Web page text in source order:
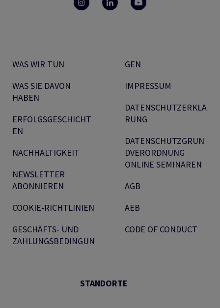
WAS WIR TUN
WAS SIE DAVON
HABEN
ERFOLGSGESCHICHT
EN
NACHHALTIGKEIT
NEWSLETTER
ABONNIEREN
COOKIE-RICHTLINIEN
GESCHÄFTS- UND
ZAHLUNGSBEDINGUN
GEN
IMPRESSUM
DATENSCHUTZERKLÄ
RUNG
DATENSCHUTZGRUN
DVERORDNUNG
ONLINE SEMINAREN
AGB
AEB
CODE OF CONDUCT
STANDORTE